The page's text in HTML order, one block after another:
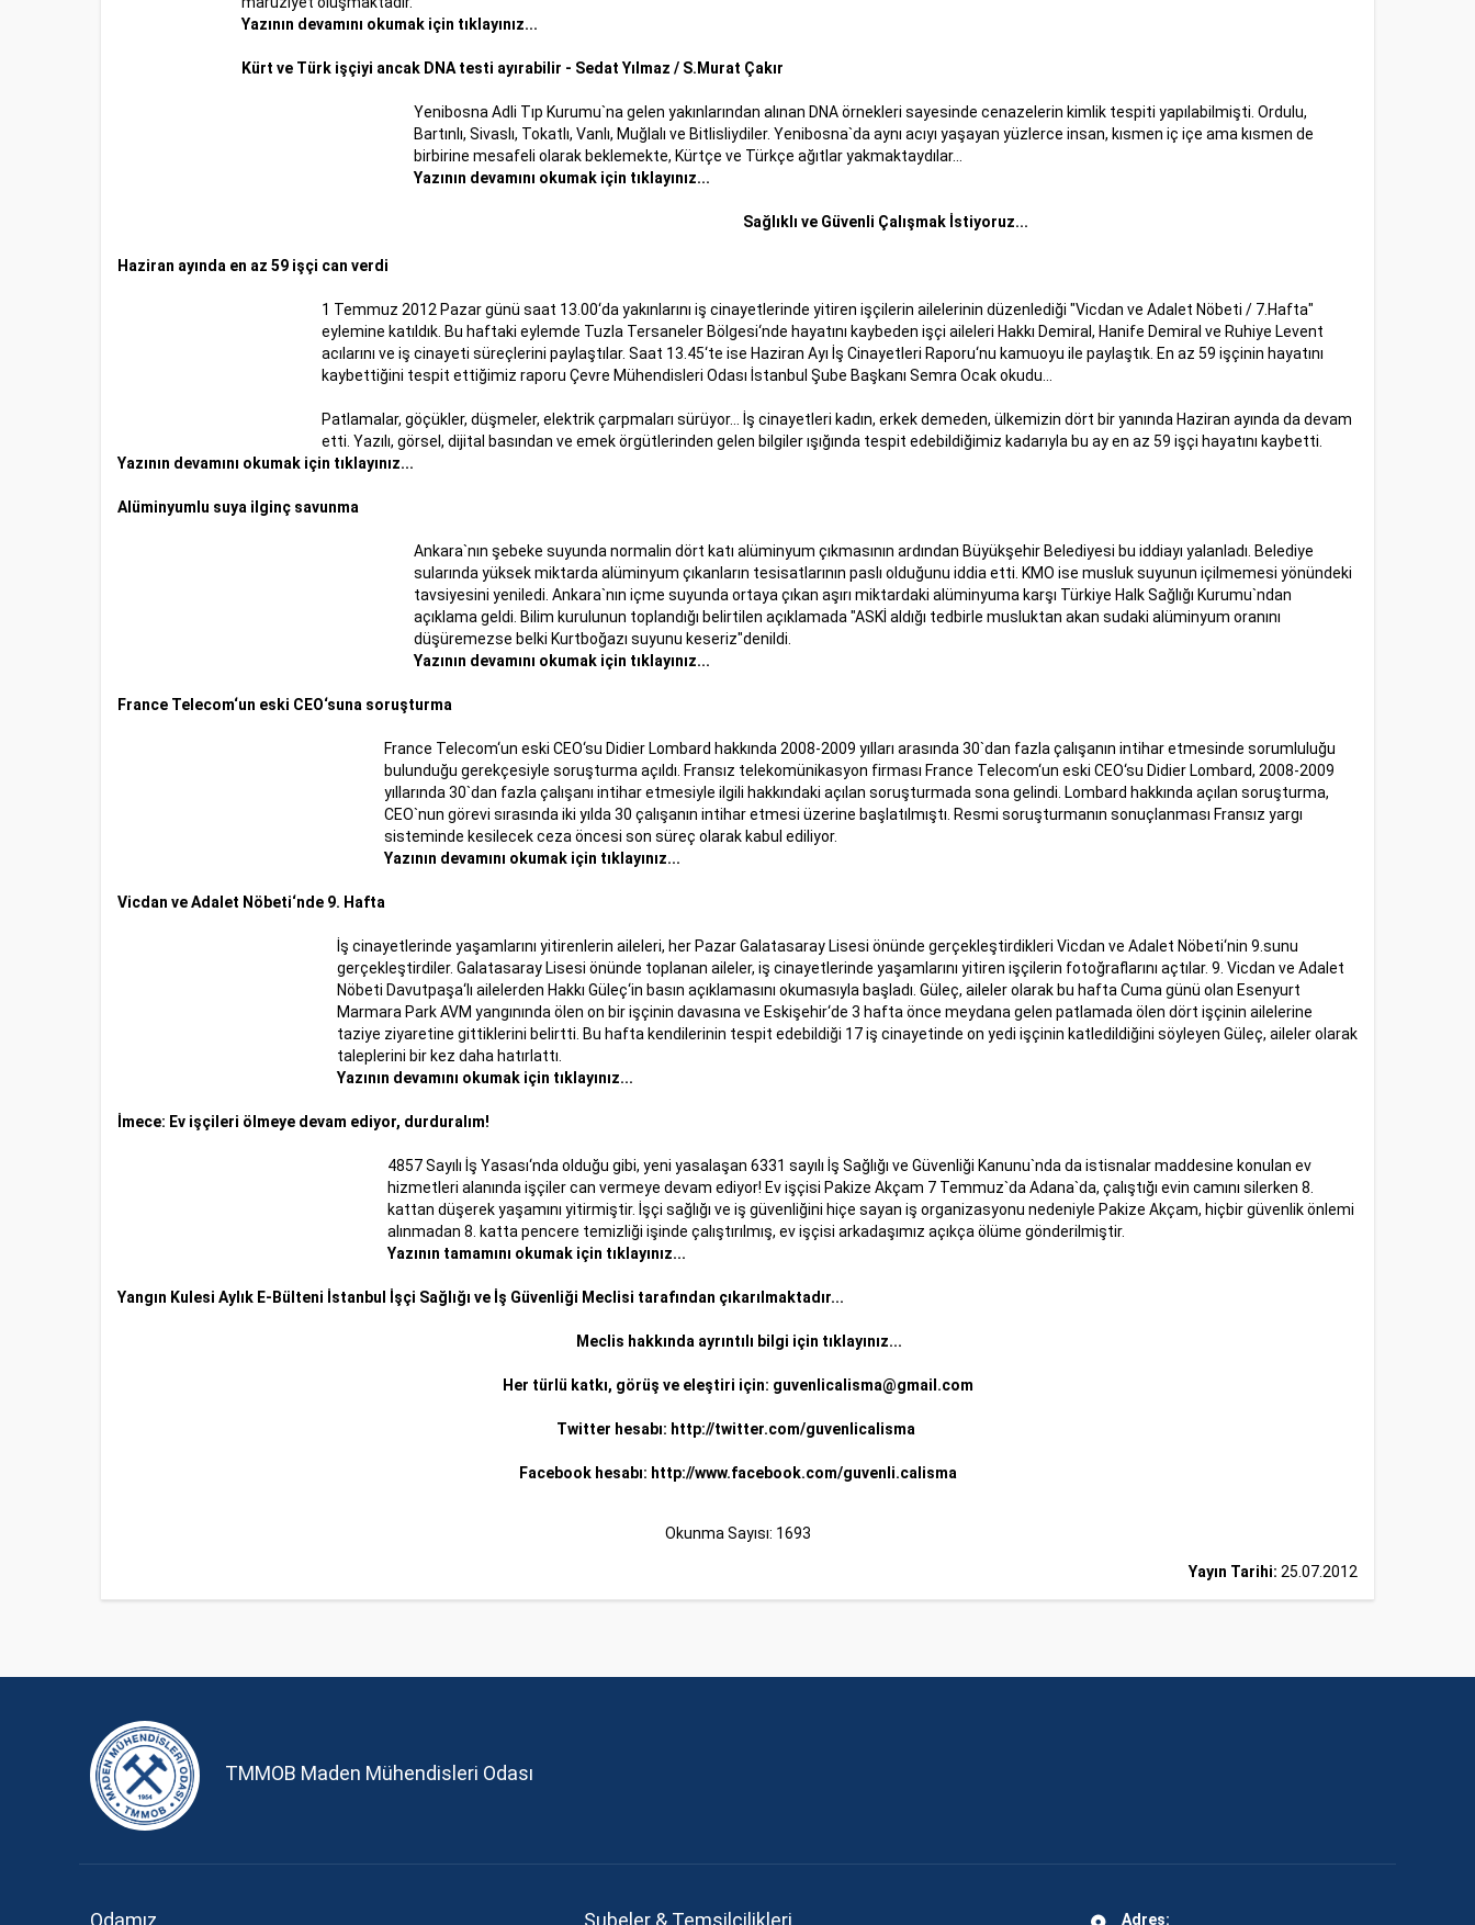
Yazının devamını okumak için tıklayınız...
Kürt ve Türk işçiyi ancak DNA testi ayırabilir - Sedat Yılmaz / S.Murat Çakır
Yenibosna Adli Tıp Kurumu`na gelen yakınlarından alınan DNA örnekleri sayesinde cenazelerin kimlik tespiti yapılabilmişti. Ordulu,
Bartınlı, Sivaslı, Tokatlı, Vanlı, Muğlalı ve Bitlisliydiler. Yenibosna`da aynı acıyı yaşayan yüzlerce insan, kısmen iç içe ama kısmen de
birbirine mesafeli olarak beklemekte, Kürtçe ve Türkçe ağıtlar yakmaktaydılar…
Yazının devamını okumak için tıklayınız...
Sağlıklı ve Güvenli Çalışmak İstiyoruz...
Haziran ayında en az 59 işçi can verdi
1 Temmuz 2012 Pazar günü saat 13.00‘da yakınlarını iş cinayetlerinde yitiren işçilerin ailelerinin düzenlediği "Vicdan ve Adalet Nöbeti / 7.Hafta"
eylemine katıldık. Bu haftaki eylemde Tuzla Tersaneler Bölgesi‘nde hayatını kaybeden işçi aileleri Hakkı Demiral, Hanife Demiral ve Ruhiye Levent
acılarını ve iş cinayeti süreçlerini paylaştılar. Saat 13.45‘te ise Haziran Ayı İş Cinayetleri Raporu‘nu kamuoyu ile paylaştık. En az 59 işçinin hayatını
kaybettiğini tespit ettiğimiz raporu Çevre Mühendisleri Odası İstanbul Şube Başkanı Semra Ocak okudu...
Patlamalar, göçükler, düşmeler, elektrik çarpmaları sürüyor… İş cinayetleri kadın, erkek demeden, ülkemizin dört bir yanında Haziran ayında da devam
etti. Yazılı, görsel, dijital basından ve emek örgütlerinden gelen bilgiler ışığında tespit edebildiğimiz kadarıyla bu ay en az 59 işçi hayatını kaybetti.
Yazının devamını okumak için tıklayınız...
Alüminyumlu suya ilginç savunma
Ankara`nın şebeke suyunda normalin dört katı alüminyum çıkmasının ardından Büyükşehir Belediyesi bu iddiayı yalanladı. Belediye
sularında yüksek miktarda alüminyum çıkanların tesisatlarının paslı olduğunu iddia etti. KMO ise musluk suyunun içilmemesi yönündeki
tavsiyesini yeniledi. Ankara`nın içme suyunda ortaya çıkan aşırı miktardaki alüminyuma karşı Türkiye Halk Sağlığı Kurumu`ndan
açıklama geldi. Bilim kurulunun toplandığı belirtilen açıklamada "ASKİ aldığı tedbirle musluktan akan sudaki alüminyum oranını
düşüremezse belki Kurtboğazı suyunu keseriz"denildi.
Yazının devamını okumak için tıklayınız...
France Telecom‘un eski CEO‘suna soruşturma
France Telecom‘un eski CEO‘su Didier Lombard hakkında 2008-2009 yılları arasında 30`dan fazla çalışanın intihar etmesinde sorumluluğu
bulunduğu gerekçesiyle soruşturma açıldı. Fransız telekomünikasyon firması France Telecom‘un eski CEO‘su Didier Lombard, 2008-2009
yıllarında 30`dan fazla çalışanı intihar etmesiyle ilgili hakkındaki açılan soruşturmada sona gelindi. Lombard hakkında açılan soruşturma,
CEO`nun görevi sırasında iki yılda 30 çalışanın intihar etmesi üzerine başlatılmıştı. Resmi soruşturmanın sonuçlanması Fransız yargı
sisteminde kesilecek ceza öncesi son süreç olarak kabul ediliyor.
Yazının devamını okumak için tıklayınız...
Vicdan ve Adalet Nöbeti‘nde 9. Hafta
İş cinayetlerinde yaşamlarını yitirenlerin aileleri, her Pazar Galatasaray Lisesi önünde gerçekleştirdikleri Vicdan ve Adalet Nöbeti‘nin 9.sunu
gerçekleştirdiler. Galatasaray Lisesi önünde toplanan aileler, iş cinayetlerinde yaşamlarını yitiren işçilerin fotoğraflarını açtılar. 9. Vicdan ve Adalet
Nöbeti Davutpaşa‘lı ailelerden Hakkı Güleç‘in basın açıklamasını okumasıyla başladı. Güleç, aileler olarak bu hafta Cuma günü olan Esenyurt
Marmara Park AVM yangınında ölen on bir işçinin davasına ve Eskişehir‘de 3 hafta önce meydana gelen patlamada ölen dört işçinin ailelerine
taziye ziyaretine gittiklerini belirtti. Bu hafta kendilerinin tespit edebildiği 17 iş cinayetinde on yedi işçinin katledildiğini söyleyen Güleç, aileler olarak
taleplerini bir kez daha hatırlattı.
Yazının devamını okumak için tıklayınız...
İmece: Ev işçileri ölmeye devam ediyor, durduralım!
4857 Sayılı İş Yasası‘nda olduğu gibi, yeni yasalaşan 6331 sayılı İş Sağlığı ve Güvenliği Kanunu`nda da istisnalar maddesine konulan ev
hizmetleri alanında işçiler can vermeye devam ediyor! Ev işçisi Pakize Akçam 7 Temmuz`da Adana`da, çalıştığı evin camını silerken 8.
kattan düşerek yaşamını yitirmiştir. İşçi sağlığı ve iş güvenliğini hiçe sayan iş organizasyonu nedeniyle Pakize Akçam, hiçbir güvenlik önlemi
alınmadan 8. katta pencere temizliği işinde çalıştırılmış, ev işçisi arkadaşımız açıkça ölüme gönderilmiştir.
Yazının tamamını okumak için tıklayınız...
Yangın Kulesi Aylık E-Bülteni İstanbul İşçi Sağlığı ve İş Güvenliği Meclisi tarafından çıkarılmaktadır...
Meclis hakkında ayrıntılı bilgi için tıklayınız...
Her türlü katkı, görüş ve eleştiri için: guvenlicalisma@gmail.com
Twitter hesabı: http://twitter.com/guvenlicalisma
Facebook hesabı: http://www.facebook.com/guvenli.calisma
Okunma Sayısı: 1693
Yayın Tarihi: 25.07.2012
TMMOB Maden Mühendisleri Odası
Odamız Şubeler & Temsilcilikleri Adres: